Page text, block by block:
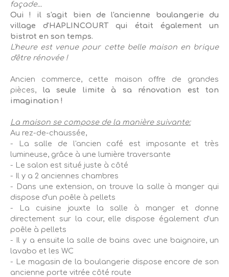
façade...
Oui ! il s'agit bien de l'ancienne boulangerie du
village d'HAPLINCOURT qui était également un
bistrot en son temps.
L'heure est venue pour cette belle maison en brique
d'être rénovée !
Ancien commerce, cette maison offre de grandes
pièces, la seule limite à sa rénovation est ton
imagination !
La maison se compose de la manière suivante:
Au rez-de-chaussée,
- La salle de l'ancien café est imposante et très
lumineuse, grâce à une lumière traversante
- Le salon est situé juste à côté
- Il y a 2 anciennes chambres
- Dans une extension, on trouve la salle à manger qui
dispose d'un poêle à pellets
- La cuisine jouxte la salle à manger et donne
directement sur la cour, elle dispose également d'un
poêle à pellets
- Il y a ensuite la salle de bains avec une baignoire, un
lavabo et les WC
- Le magasin de la boulangerie dispose encore de son
ancienne porte vitrée côté route